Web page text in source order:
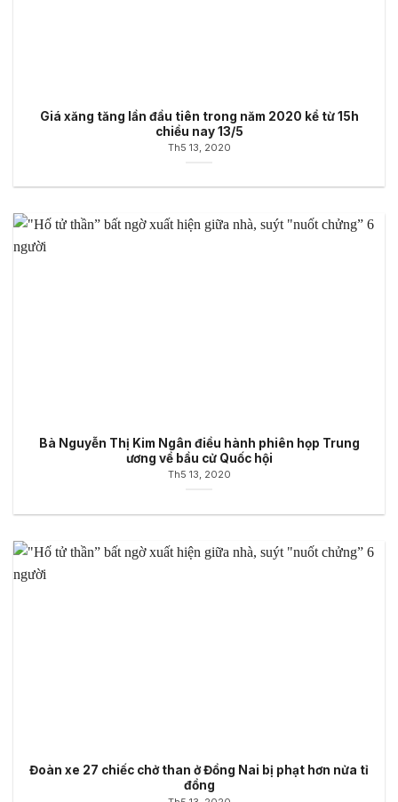
Giá xăng tăng lần đầu tiên trong năm 2020 kể từ 15h
chiều nay 13/5
Th5 13, 2020
Bà Nguyễn Thị Kim Ngân điều hành phiên họp Trung
ương về bầu cử Quốc hội
Th5 13, 2020
Đoàn xe 27 chiếc chở than ở Đồng Nai bị phạt hơn nửa tỉ
đồng